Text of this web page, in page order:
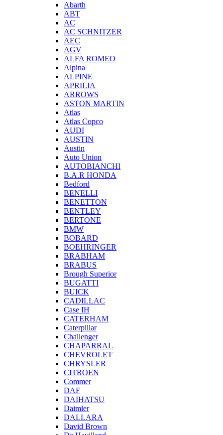
Abarth
ABT
AC
AC SCHNITZER
AEC
AGV
ALFA ROMEO
Alpina
ALPINE
APRILIA
ARROWS
ASTON MARTIN
Atlas
Atlas Copco
AUDI
AUSTIN
Austin
Auto Union
AUTOBIANCHI
B.A.R HONDA
Bedford
BENELLI
BENETTON
BENTLEY
BERTONE
BMW
BOBARD
BOEHRINGER
BRABHAM
BRABUS
Brough Superior
BUGATTI
BUICK
CADILLAC
Case IH
CATERHAM
Caterpillar
Challenger
CHAPARRAL
CHEVROLET
CHRYSLER
CITROEN
Commer
DAF
DAIHATSU
Daimler
DALLARA
David Brown